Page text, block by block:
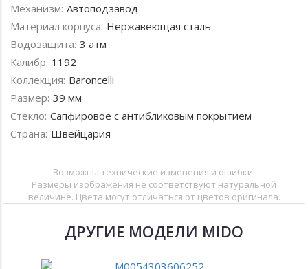
Механизм: Автоподзавод
Материал корпуса: Нержавеющая сталь
Водозащита: 3 атм
Калибр: 1192
Коллекция: Baroncelli
Размер: 39 мм
Стекло: Сапфировое с антибликовым покрытием
Страна: Швейцария
Возможны технические изменения и ошибки.
Размеры изображения не соответствуют натуральной
величине. Цвета могут отличаться от цветов оригинала.
ДРУГИЕ МОДЕЛИ MIDO